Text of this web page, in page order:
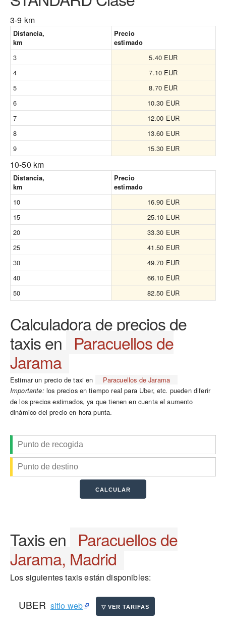
3-9 km
Distancia,
km
Precio
estimado
3
5.40 EUR
4
7.10 EUR
5
8.70 EUR
6
10.30 EUR
7
12.00 EUR
8
13.60 EUR
9
15.30 EUR
10-50 km
Distancia,
km
Precio
estimado
10
16.90 EUR
15
25.10 EUR
20
33.30 EUR
25
41.50 EUR
30
49.70 EUR
40
66.10 EUR
50
82.50 EUR
Calculadora de precios de
taxis en Paracuellos de
Jarama
Estimar un precio de taxi en Paracuellos de Jarama
Importante:los precios en tiempo real para Uber, etc. pueden diferir
de los precios estimados, ya que tienen en cuenta el aumento
dinámico del precio en hora punta.
Taxis en Paracuellos de
Jarama, Madrid
Los siguientes taxis están disponibles:
UBER sitio web